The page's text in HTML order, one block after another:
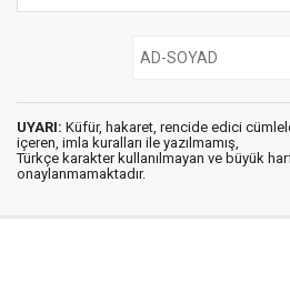
UYARI: Küfür, hakaret, rencide edici
içeren, imla kuralları ile yazılmamış,
Türkçe karakter kullanılmayan ve büyük
onaylanmamaktadır.